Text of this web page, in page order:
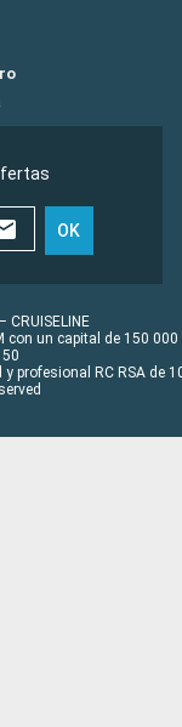
OK
con un capital de 150 000
profesional RC RSA de